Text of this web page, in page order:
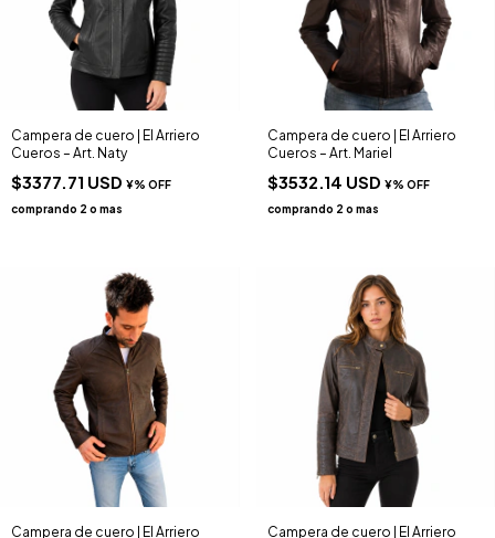
Campera de cuero | El Arriero
Cueros – Art. Naty
$3377.71 USD
Campera de cuero | El Arriero
Cueros – Art. Mariel
$3532.14 USD
Campera de cuero | El Arriero
Campera de cuero | El Arriero